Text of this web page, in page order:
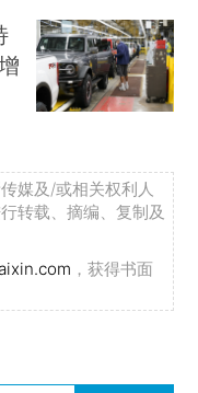
媒及/或相关权利人
转载、摘编、复制及
，获得书面